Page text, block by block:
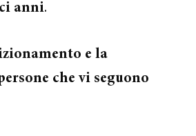
anni.
e la
che vi seguono